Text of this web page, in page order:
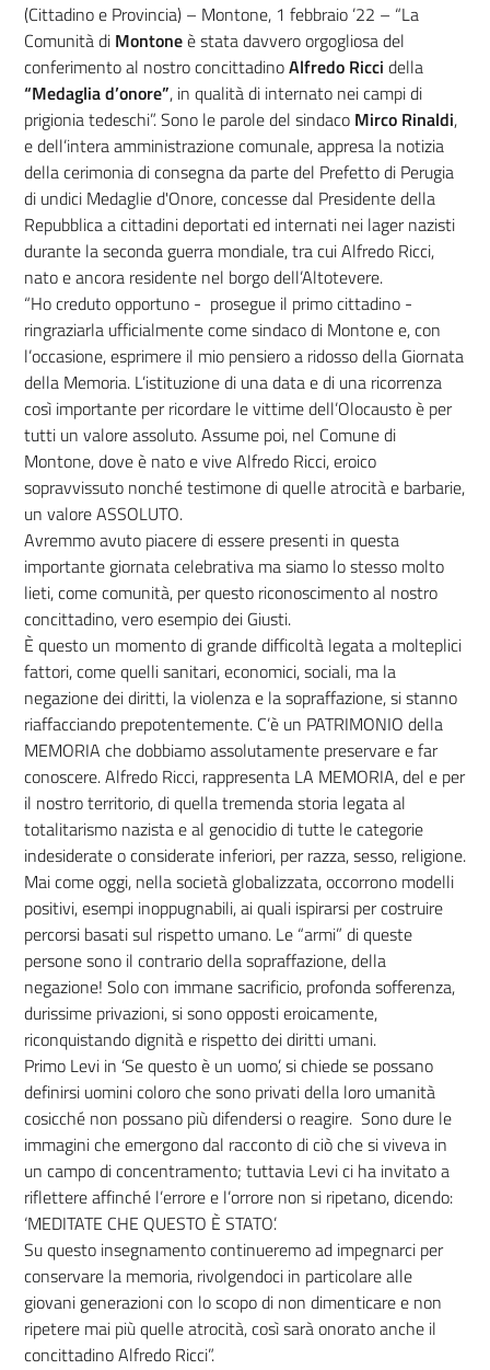
(Cittadino e Provincia) – Montone, 1 febbraio ’22 – “La
Comunità di Montoneè stata davvero orgogliosa del
conferimento al nostro concittadinoAlfredo Ricci della
“Medaglia d’onore”, in qualità di internato nei campi di
prigionia tedeschi”. Sono le parole del sindaco Mirco Rinaldi,
e dell’intera amministrazione comunale, appresa la notizia
della cerimonia di consegna da parte del Prefetto di Perugia
di undici Medaglie d'Onore, concesse dal Presidente della
Repubblica a cittadini deportati ed internati nei lager nazisti
durante la seconda guerra mondiale, tra cui Alfredo Ricci,
nato e ancora residente nel borgo dell’Altotevere.
“Ho creduto opportuno - prosegue il primo cittadino -
ringraziarla ufficialmente come sindaco di Montone e, con
l’occasione, esprimere il mio pensiero a ridosso della Giornata
della Memoria. L’istituzione di una data e di una ricorrenza
così importante per ricordare le vittime dell’Olocausto è per
tutti un valore assoluto. Assume poi, nel Comune di
Montone, dove è nato e vive Alfredo Ricci, eroico
sopravvissuto nonché testimone di quelle atrocità e barbarie,
un valore ASSOLUTO.
Avremmo avuto piacere di essere presenti in questa
importante giornata celebrativa ma siamo lo stesso molto
lieti, come comunità, per questo riconoscimento al nostro
concittadino, vero esempio dei Giusti.
È questo un momento di grande difficoltà legata a molteplici
fattori, come quelli sanitari, economici, sociali, ma la
negazione dei diritti, la violenza e la sopraffazione, si stanno
riaffacciando prepotentemente. C’è un PATRIMONIO della
MEMORIA che dobbiamo assolutamente preservare e far
conoscere. Alfredo Ricci, rappresenta LA MEMORIA, del e per
il nostro territorio, di quella tremenda storia legata al
totalitarismo nazista e al genocidio di tutte le categorie
indesiderate o considerate inferiori, per razza, sesso, religione.
Mai come oggi, nella società globalizzata, occorrono modelli
positivi, esempi inoppugnabili, ai quali ispirarsi per costruire
percorsi basati sul rispetto umano. Le “armi” di queste
persone sono il contrario della sopraffazione, della
negazione! Solo con immane sacrificio, profonda sofferenza,
durissime privazioni, si sono opposti eroicamente,
riconquistando dignità e rispetto dei diritti umani.
Primo Levi in ‘Se questo è un uomo’, si chiede se possano
definirsi uomini coloro che sono privati della loro umanità
cosicché non possano più difendersi o reagire. Sono dure le
immagini che emergono dal racconto di ciò che si viveva in
un campo di concentramento; tuttavia Levi ci ha invitato a
riflettere affinché l’errore e l’orrore non si ripetano, dicendo:
‘MEDITATE CHE QUESTO È STATO’.
Su questo insegnamento continueremo ad impegnarci per
conservare la memoria, rivolgendoci in particolare alle
giovani generazioni con lo scopo di non dimenticare e non
ripetere mai più quelle atrocità, così sarà onorato anche il
concittadino Alfredo Ricci”.